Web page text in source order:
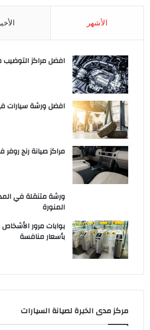
الأشهر
افضل مراكز
افضل ورشة سيارات
مراكز صيانة رنج روفر
ورشة متنقلة في
المنورة
بوابات مرور الأشخاص
بأسعار منافسة
مركز مدى الخبرة لصيانة السيارات